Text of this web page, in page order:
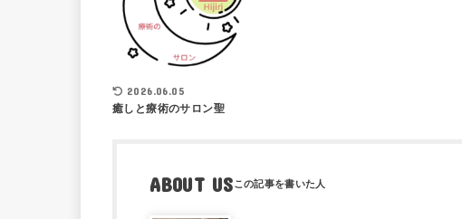
2026.06.05
癒しと療術のサロン聖
ABOUT US